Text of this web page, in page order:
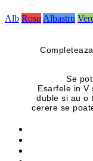
Alb Rosu Albastru
Se
Esarfele in V
duble si au o
cerere se